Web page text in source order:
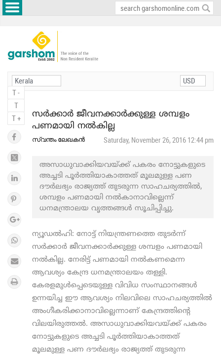
T -
T
T +
സര്‍ക്കാര്‍ ജീവനക്കാര്‍ക്കുള്ള ശമ്പളം
പണമായി നല്‍കില്ല
സ്വന്തം ലേഖകന്‍ Saturday, November 26, 2016 12:44 pm
അസാധുവാക്കിയവയ്ക്ക് പകരം നോട്ടുകളുടെ
അച്ചടി പൂര്‍ത്തിയാകാത്തത് മൂലമുള്ള പണ
ദൗര്‍ലഭ്യം രാജ്യത്ത് തുടരുന്ന സാഹചര്യത്തില്‍,
ശമ്പളം പണമായി നല്‍കാനാവില്ലെന്ന്
ധനമന്ത്രാലയ വൃത്തങ്ങള്‍ സൂചിപ്പിച്ചു.
ന്യൂഡല്‍ഹി: നോട്ട് നിയന്ത്രണത്തെ തുടര്‍ന്ന്
സര്‍ക്കാര്‍ ജീവനക്കാര്‍ക്കുള്ള ശമ്പളം പണമായി
നല്‍കില്ല. നേരിട്ട് പണമായി നല്‍കണമെന്ന
ആവശ്യം കേന്ദ്ര ധനമന്ത്രാലയം തള്ളി.
കേരളമുള്‍പ്പെടെയുള്ള വിവിധ സംസ്ഥാനങ്ങള്‍
ഉന്നയിച്ച ഈ ആവശ്യം നിലവിലെ സാഹചര്യത്തില്‍
അംഗീകരിക്കാനാവില്ലെന്നാണ് കേന്ദ്രത്തിന്റെ
വിലയിരുത്തല്‍. അസാധുവാക്കിയവയ്ക്ക് പകരം
നോട്ടുകളുടെ അച്ചടി പൂര്‍ത്തിയാകാത്തത്
മൂലമുള്ള പണ ദൗര്‍ലഭ്യം രാജ്യത്ത് തുടരുന്ന